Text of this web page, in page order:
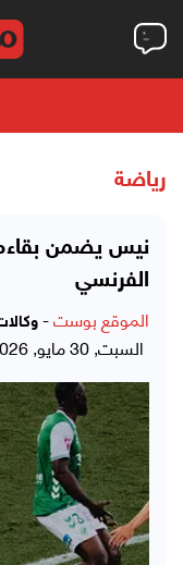
رياضة
نيس يضمن
الفرنسي
الموقع بوست-
السبت, 30 مايو, 2026 - 04:45 مساءً